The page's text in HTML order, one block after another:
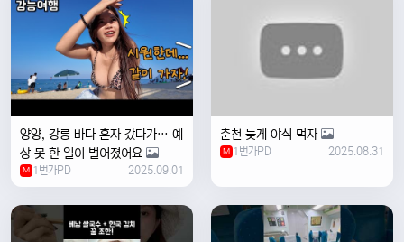
양양, 강릉 바다 혼자 갔다가… 예
상 못 한 일이 벌어졌어요
M 1번가PD 2025.09.01
춘천 늦게 야식 먹자
M 1번가PD 2025.08.31